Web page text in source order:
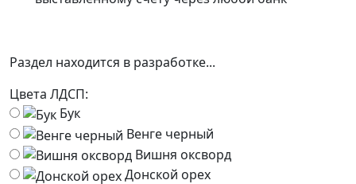
Раздел находится в разработке...
Цвета ЛДСП:
Бук
Венге черный
Вишня оксворд
Донской орех